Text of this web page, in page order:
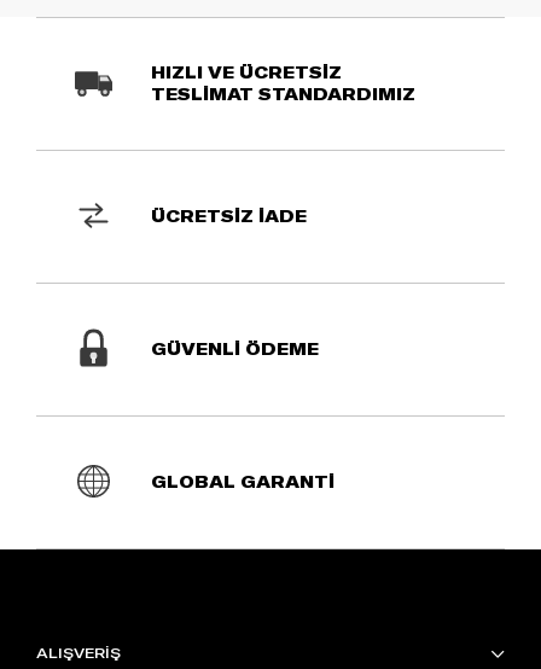
HIZLI VE ÜCRETSİZ
TESLİMAT STANDARDIMIZ
ÜCRETSİZ İADE
GÜVENLİ ÖDEME
GLOBAL GARANTİ
ALIŞVERİŞ